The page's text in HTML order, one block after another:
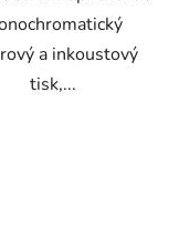
a inkoustový
tisk,...